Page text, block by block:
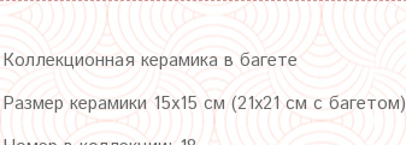
Коллекционная керамика в багете
Размер керамики 15х15 см (21х21 см с багетом)